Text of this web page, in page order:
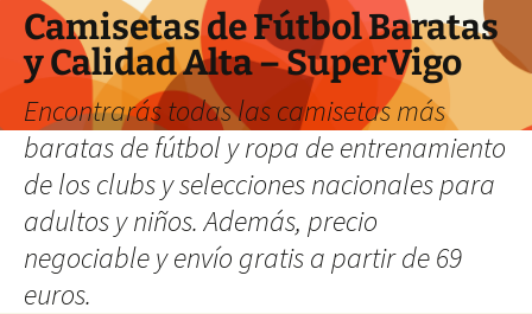
Camisetas de Fútbol Baratas
y Calidad Alta – SuperVigo
Encontrarás todas las camisetas más
baratas de fútbol y ropa de entrenamiento
de los clubs y selecciones nacionales para
adultos y niños. Además, precio
negociable y envío gratis a partir de 69
euros.